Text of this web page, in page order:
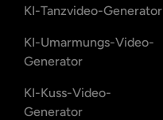
KI-Tanzvideo-Generator
KI-Umarmungs-Video-
Generator
KI-Kuss-Video-
Generator